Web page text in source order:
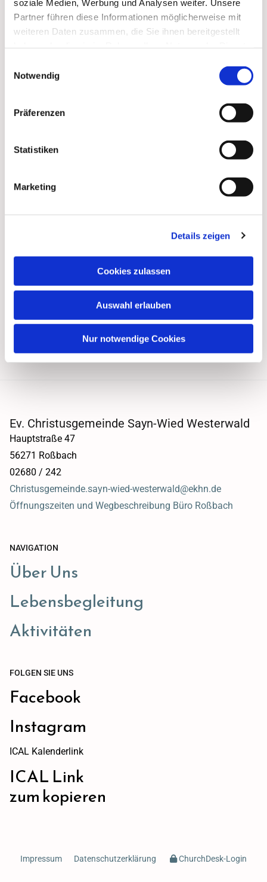
soziale Medien, Werbung und Analysen weiter. Unsere
Partner führen diese Informationen möglicherweise mit
weiteren Daten zusammen, die Sie ihnen bereitgestellt
Notwendig
Präferenzen
Statistiken
Marketing
Details zeigen
Cookies zulassen
Auswahl erlauben
Nur notwendige Cookies
Dies könnte Sie auch
Ev. Christusgemeinde Sayn-Wied Westerwald
Hauptstraße 47
56271 Roßbach
02680 / 242
Christusgemeinde.sayn-wied-westerwald@ekhn.de
Öffnungszeiten und Wegbeschreibung Büro Roßbach
NAVIGATION
Über Uns
Lebensbegleitung
Aktivitäten
FOLGEN SIE UNS
Facebook
Instagram
ICAL Kalenderlink
ICAL Link
zum kopieren
Impressum Datenschutzerklärung ChurchDesk-Login